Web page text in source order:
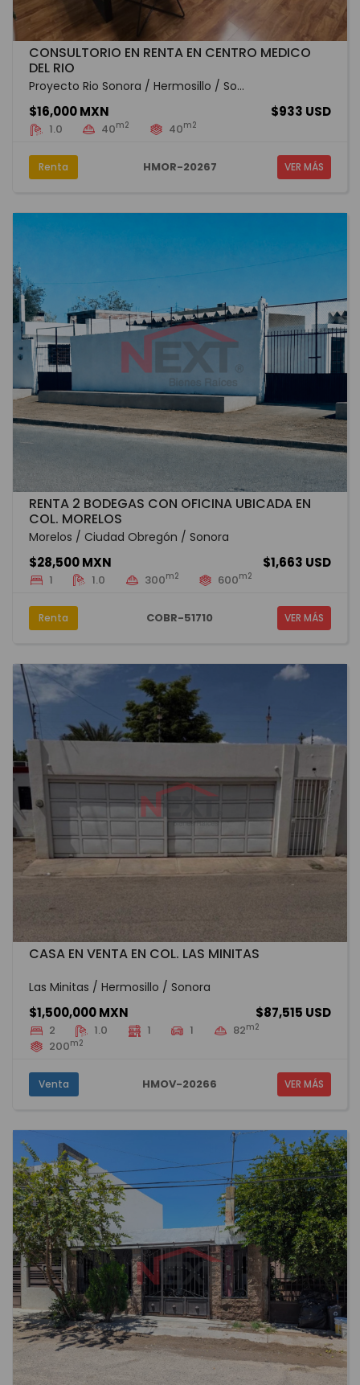
CONSULTORIO EN RENTA EN CENTRO MEDICO
DEL RIO
Proyecto Rio Sonora / Hermosillo / So...
$16,000 MXN $933 USD
1.0 40m2 40m2
Renta HMOR-20267 VER MÁS
RENTA 2 BODEGAS CON OFICINA UBICADA EN
COL. MORELOS
Morelos / Ciudad Obregón / Sonora
$28,500 MXN $1,663 USD
1 1.0 300m2 600m2
Renta COBR-51710 VER MÁS
CASA EN VENTA EN COL. LAS MINITAS
Las Minitas / Hermosillo / Sonora
$1,500,000 MXN $87,515 USD
2 1.0 1 1 82m2
200m2
Venta HMOV-20266 VER MÁS